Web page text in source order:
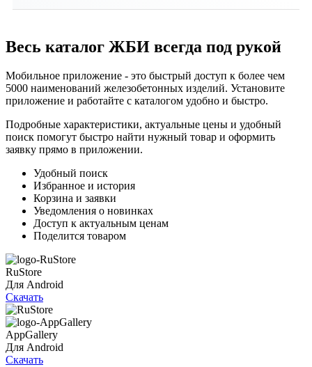
подобрать оптимальные изделия и
условия сотрудничества, индивидуальный подход и
надежную доставку продукции точно в срок.
Весь каталог ЖБИ всегда под рукой
Мобильное приложение - это быстрый доступ к более чем
5000 наименований железобетонных изделий. Установите
приложение и работайте с каталогом удобно и быстро.
Подробные характеристики, актуальные цены и удобный
поиск помогут быстро найти нужный товар и оформить
заявку прямо в приложении.
Удобный поиск
Избранное и история
Корзина и заявки
Уведомления о новинках
Доступ к актуальным ценам
Поделится товаром
RuStore
Для Android
Скачать
AppGallery
Для Android
Скачать